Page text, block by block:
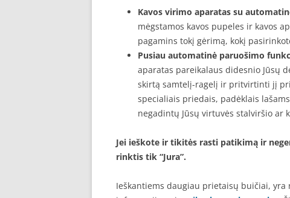
Kavos virimo aparatas su
mėgstamos kavos pupeles ir kavos
pagamins tokį gėrimą, kokį
Pusiau automatinė paruošimo
aparatas pareikalaus didesnio Jūsų
skirtą samtelį-ragelį ir pritvirtinti jį
specialiais priedais, padėklais
negadintų Jūsų virtuvės stalviršio ar
Jei ieškote ir tikitės rasti patikimą ir
rinktis tik “Jura”.
Ieškantiems daugiau prietaisų buičiai,